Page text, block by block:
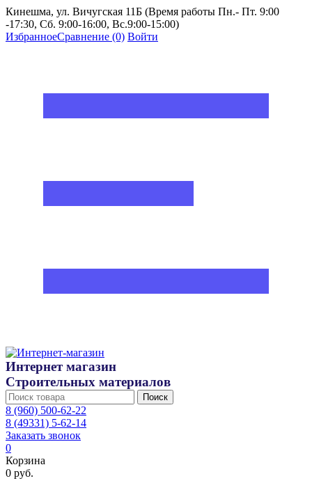
Кинешма, ул. Вичугская 11Б (Время работы Пн.- Пт. 9:00
-17:30, Сб. 9:00-16:00, Вс.9:00-15:00)
ИзбранноеСравнение (0) Войти
Интернет магазин
Строительных материалов
Поиск
8 (960) 500-62-22
8 (49331) 5-62-14
Заказать звонок
0
Корзина
0 руб.